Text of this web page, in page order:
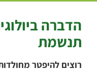
הדברה
תנשמת
רוצים להיפטר